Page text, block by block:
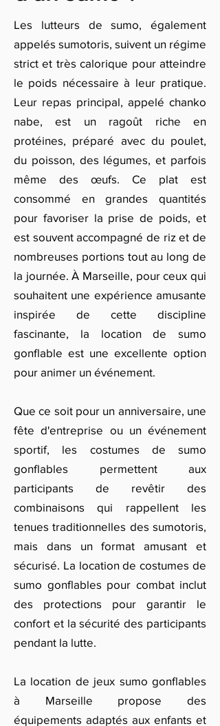
Les lutteurs de sumo, également
appelés sumotoris, suivent un régime
strict et très calorique pour atteindre
le poids nécessaire à leur pratique.
Leur repas principal, appelé chanko
nabe, est un ragoût riche en
protéines, préparé avec du poulet,
du poisson, des légumes, et parfois
même des œufs. Ce plat est
consommé en grandes quantités
pour favoriser la prise de poids, et
est souvent accompagné de riz et de
nombreuses portions tout au long de
la journée. À Marseille, pour ceux qui
souhaitent une expérience amusante
inspirée de cette discipline
fascinante, la location de sumo
gonflable est une excellente option
pour animer un événement.
Que ce soit pour un anniversaire, une
fête d'entreprise ou un événement
sportif, les costumes de sumo
gonflables permettent aux
participants de revêtir des
combinaisons qui rappellent les
tenues traditionnelles des sumotoris,
mais dans un format amusant et
sécurisé. La location de costumes de
sumo gonflables pour combat inclut
des protections pour garantir le
confort et la sécurité des participants
pendant la lutte.
La location de jeux sumo gonflables
à Marseille propose des
équipements adaptés aux enfants et